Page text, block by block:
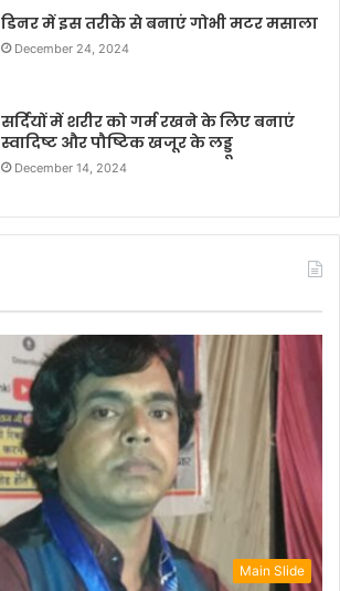
डिनर में इस तरीके से बनाएं गोभी मटर मसाला
December 24, 2024
सर्दियों में शरीर को गर्म रखने के लिए बनाएं
स्वादिष्ट और पौष्टिक खजूर के लड्डू
December 14, 2024
Main Slide